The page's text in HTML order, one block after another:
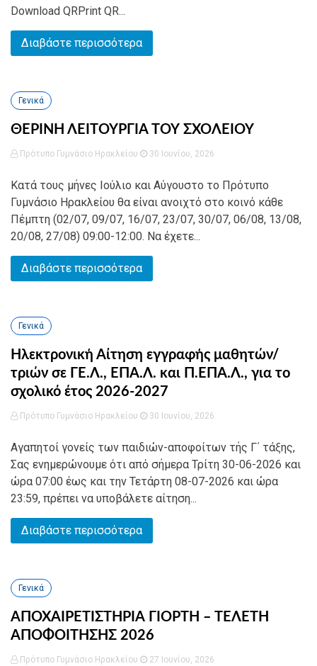
Download QRPrint QR...
Διαβάστε περισσότερα
Γενικά
ΘΕΡΙΝΗ ΛΕΙΤΟΥΡΓΙΑ ΤΟΥ ΣΧΟΛΕΙΟΥ
Πρότυπο Γυμνάσιο Ηρακλείου 30 Ιουνίου, 2026
Κατά τους μήνες Ιούλιο και Αύγουστο το Πρότυπο
Γυμνάσιο Ηρακλείου θα είναι ανοιχτό στο κοινό κάθε
Πέμπτη (02/07, 09/07, 16/07, 23/07, 30/07, 06/08, 13/08,
20/08, 27/08) 09:00-12:00. Να έχετε...
Διαβάστε περισσότερα
Γενικά
Ηλεκτρονική Αίτηση εγγραφής μαθητών/
τριών σε ΓΕ.Λ., ΕΠΑ.Λ. και Π.ΕΠΑ.Λ., για το
σχολικό έτος 2026-2027
Πρότυπο Γυμνάσιο Ηρακλείου 30 Ιουνίου, 2026
Αγαπητοί γονείς των παιδιών-αποφοίτων τής Γ΄ τάξης,
Σας ενημερώνουμε ότι από σήμερα Τρίτη 30-06-2026 και
ώρα 07:00 έως και την Τετάρτη 08-07-2026 και ώρα
23:59, πρέπει να υποβάλετε αίτηση...
Διαβάστε περισσότερα
Γενικά
ΑΠΟΧΑΙΡΕΤΙΣΤΗΡΙΑ ΓΙΟΡΤΗ – ΤΕΛΕΤΗ
ΑΠΟΦΟΙΤΗΣΗΣ 2026
Πρότυπο Γυμνάσιο Ηρακλείου 27 Ιουνίου, 2026